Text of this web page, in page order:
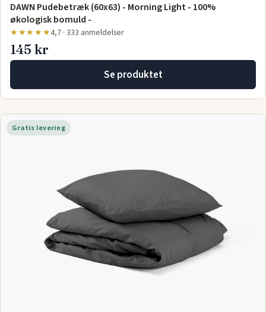
DAWN Pudebetræk (60x63) - Morning Light - 100%
økologisk bomuld -
★★★★★4,7 · 333 anmeldelser
145 kr
Se produktet
Gratis levering